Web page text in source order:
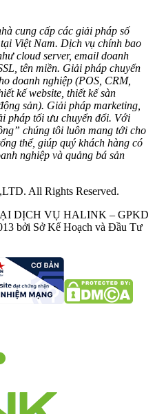
cung cấp các giải pháp số
Việt Nam. Dịch vụ chính bao
cloud server, email doanh
tên miền. Giải pháp chuyển
doanh nghiệp (POS, CRM,
kế website, thiết kế sàn
sản). Giải pháp marketing,
pháp tối ưu chuyển đổi. Với
chúng tôi luôn mang tới cho
thể, giúp quý khách hàng có
nghiệp và quảng bá sản
All Rights Reserved.
DỊCH VỤ HALINK – GPKD
bởi Sở Kế Hoạch và Đầu Tư